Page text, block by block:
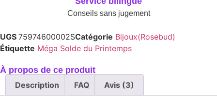
Conseils sans jugement
UGS 75974600002SCatégorie Bijoux(Rosebud)
Étiquette Méga Solde du Printemps
À propos de ce produit
Description
FAQ Avis (3)